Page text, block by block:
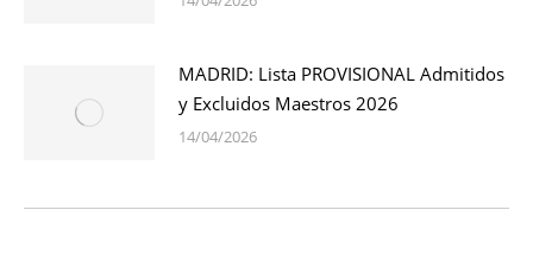
MADRID: Lista PROVISIONAL Admitidos
y Excluidos Maestros 2026
14/04/2026